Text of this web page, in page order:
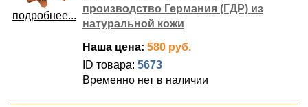
подробнее...
производство Германия (ГДР) из
натуральной кожи
Наша цена: 580 руб.
ID товара: 5673
Временно нет в наличии